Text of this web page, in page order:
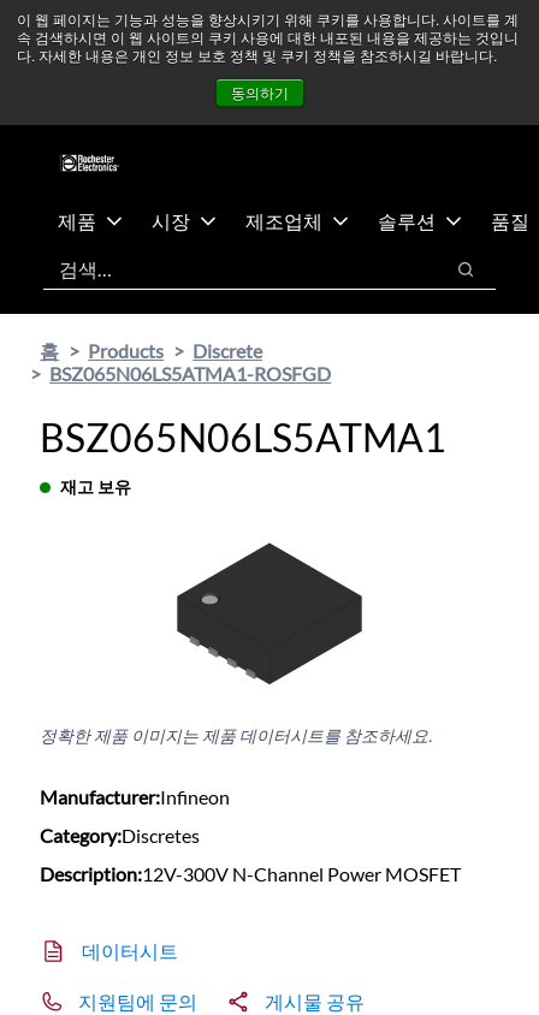
이 웹 페이지는 기능과 성능을 향상시키기 위해 쿠키를 사용합니다. 사이트를 계
속 검색하시면 이 웹 사이트의 쿠키 사용에 대한 내포된 내용을 제공하는 것입니
다. 자세한 내용은 개인 정보 보호 정책 및 쿠키 정책을 참조하시길 바랍니다.
동의하기
츠
건
중동 지역 상황을 지속적으로 주시하고 있으며, 모든 서비스는
정상적으로 운영되고 있습니다. 더 읽어보기 →
뉴스
문의하기
제품 시장 제조업체 솔루션
품질
검색
검색
홈 Products
Discrete
BSZ065N06LS5ATMA1-ROSFGD
BSZ065N06LS5ATMA1
재고 보유
정확한 제품 이미지는 제품 데이터시트를 참조하세요.
Manufacturer:Infineon
Category:Discretes
Description:12V-300V N-Channel Power MOSFET
데이터시트
지원팀에 문의 게시물 공유